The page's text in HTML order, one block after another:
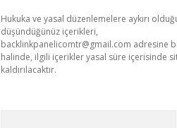
Hukuka ve yasal düzenlemelere aykırı
düşündüğünüz içerikleri,
backlinkpanelicomtr@gmail.com adresine
halinde, ilgili içerikler yasal süre içerisinde
kaldırılacaktır.